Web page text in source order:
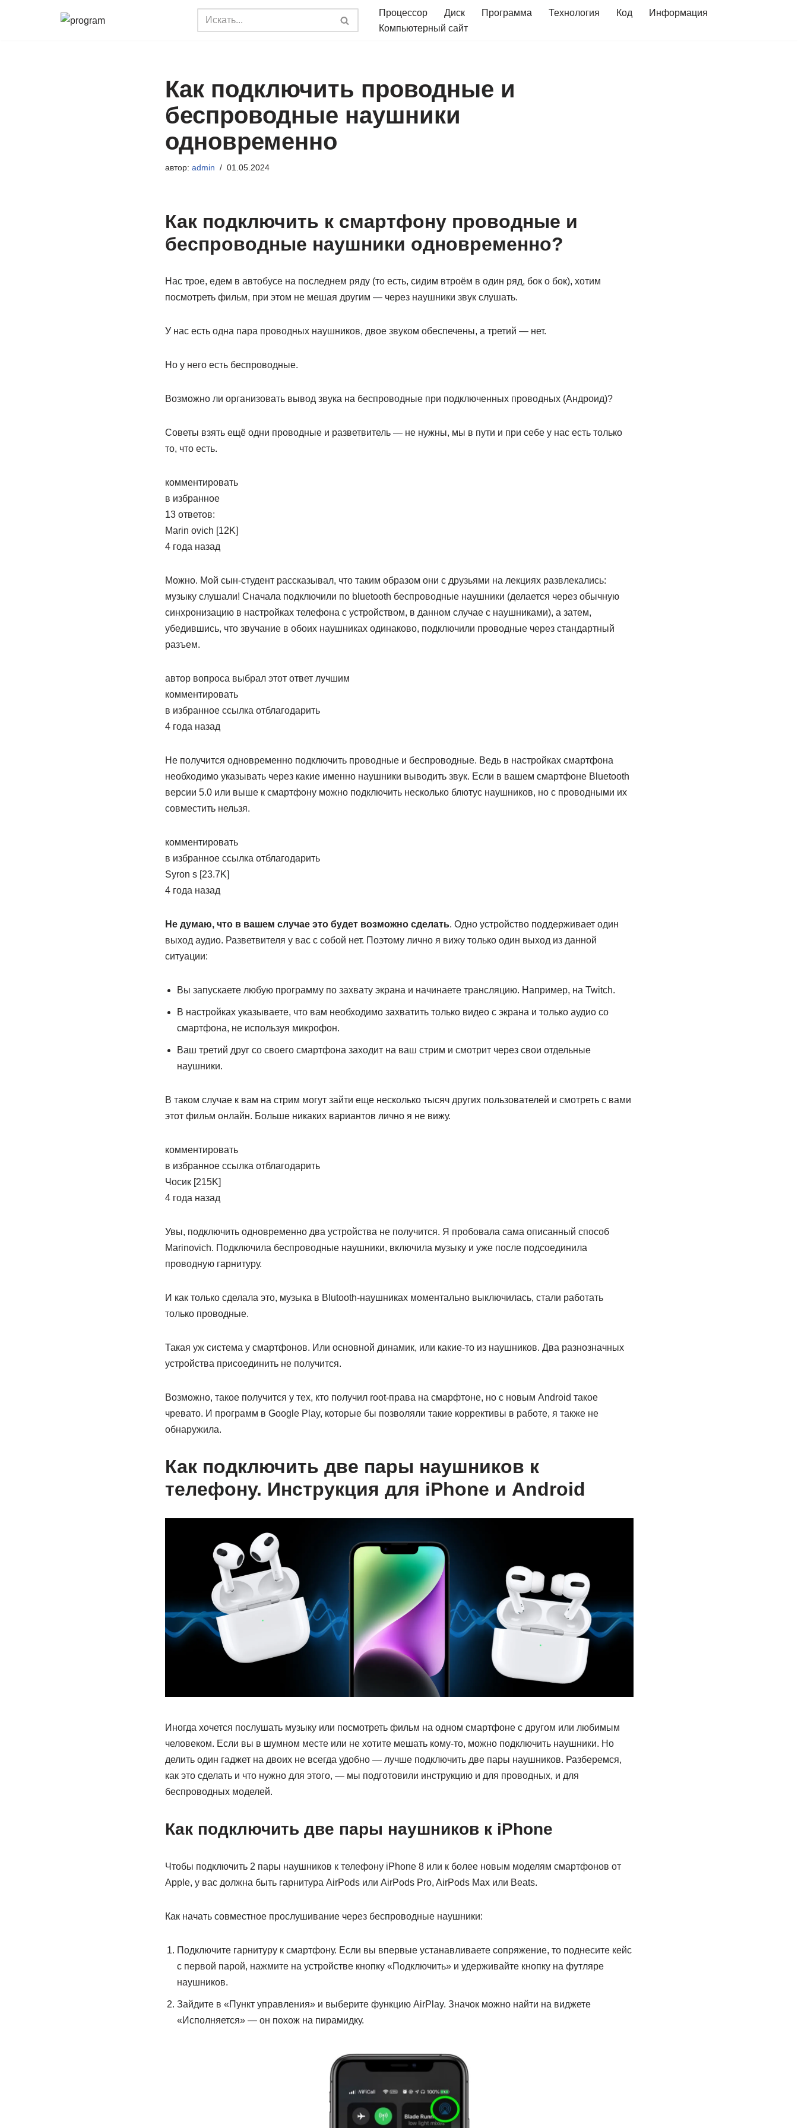
Процессор Диск Программа Технология Код
Информация
Компьютерный сайт
Как подключить проводные и
беспроводные наушники
одновременно
автор: admin 01.05.2024
Как подключить к смартфону проводные и
беспроводные наушники одновременно?
Нас трое, едем в автобусе на последнем ряду (то есть, сидим втроём в один ряд, бок о бок), хотим
посмотреть фильм, при этом не мешая другим — через наушники звук слушать.
У нас есть одна пара проводных наушников, двое звуком обеспечены, а третий — нет.
Но у него есть беспроводные.
Возможно ли организовать вывод звука на беспроводные при подключенных проводных (Андроид)?
Советы взять ещё одни проводные и разветвитель — не нужны, мы в пути и при себе у нас есть только
то, что есть.
комментировать
в избранное
13 ответов:
Marin­ ovich [12K]
4 года назад
Можно. Мой сын-студент рассказывал, что таким образом они с друзьями на лекциях развлекались:
музыку слушали! Сначала подключили по bluetooth беспроводные наушники (делается через обычную
синхронизацию в настройках телефона с устройством, в данном случае с наушниками), а затем,
убедившись, что звучание в обоих наушниках одинаково, подключили проводные через стандартный
разъем.
автор вопроса выбрал этот ответ лучшим
комментировать
в избранное ссылка отблагодарить
4 года назад
Не получится одновременно подключить проводные и беспроводные. Ведь в настройках смартфона
необходимо указывать через какие именно наушники выводить звук. Если в вашем смартфоне Bluetooth
версии 5.0 или выше к смартфону можно подключить несколько блютус наушников, но с проводными их
совместить нельзя.
комментировать
в избранное ссылка отблагодарить
Syron­ s [23.7K]
4 года назад
Не думаю, что в вашем случае это будет возможно сделать. Одно устройство поддерживает один
выход аудио. Разветвителя у вас с собой нет. Поэтому лично я вижу только один выход из данной
ситуации:
Вы запускаете любую программу по захвату экрана и начинаете трансляцию. Например, на Twitch.
В настройках указываете, что вам необходимо захватить только видео с экрана и только аудио со
смартфона, не используя микрофон.
Ваш третий друг со своего смартфона заходит на ваш стрим и смотрит через свои отдельные
наушники.
В таком случае к вам на стрим могут зайти еще несколько тысяч других пользователей и смотреть с вами
этот фильм онлайн. Больше никаких вариантов лично я не вижу.
комментировать
в избранное ссылка отблагодарить
Чосик [215K]
4 года назад
Увы, подключить одновременно два устройства не получится. Я пробовала сама описанный способ
Marin­ovich. Подключила беспроводные наушники, включила музыку и уже после подсоединила
проводную гарнитуру.
И как только сделала это, музыка в Blutooth-наушниках моментально выключилась, стали работать
только проводные.
Такая уж система у смартфонов. Или основной динамик, или какие-то из наушников. Два разнозначных
устройства присоединить не получится.
Возможно, такое получится у тех, кто получил root-права на смарфтоне, но с новым Android такое
чревато. И программ в Google Play, которые бы позволяли такие коррективы в работе, я также не
обнаружила.
Как подключить две пары наушников к
телефону. Инструкция для iPhone и Android
Иногда хочется послушать музыку или посмотреть фильм на одном смартфоне с другом или любимым
человеком. Если вы в шумном месте или не хотите мешать кому-то, можно подключить наушники. Но
делить один гаджет на двоих не всегда удобно — лучше подключить две пары наушников. Разберемся,
как это сделать и что нужно для этого, — мы подготовили инструкцию и для проводных, и для
беспроводных моделей.
Как подключить две пары наушников к iPhone
Чтобы подключить 2 пары наушников к телефону iPhone 8 или к более новым моделям смартфонов от
Apple, у вас должна быть гарнитура AirPods или AirPods Pro, AirPods Max или Beats.
Как начать совместное прослушивание через беспроводные наушники:
Подключите гарнитуру к смартфону. Если вы впервые устанавливаете сопряжение, то поднесите кейс
с первой парой, нажмите на устройстве кнопку «Подключить» и удерживайте кнопку на футляре
наушников.
Зайдите в «Пункт управления» и выберите функцию AirPlay. Значок можно найти на виджете
«Исполняется» — он похож на пирамидку.